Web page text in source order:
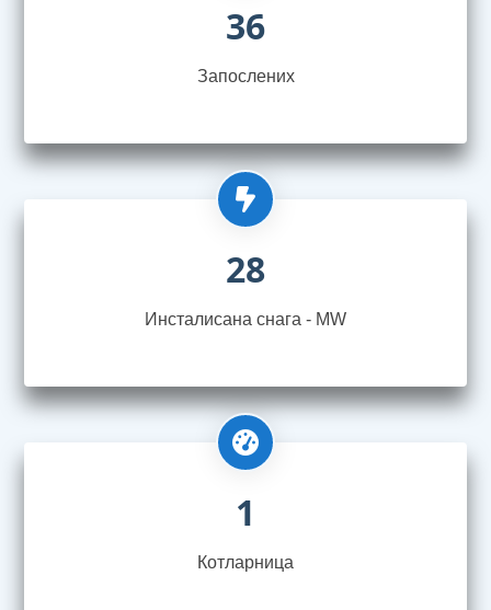
36
Запослениx
28
Инсталисана снага - MW
1
Котларница